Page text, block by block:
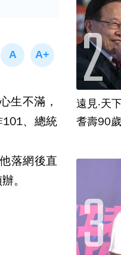
生不滿，
101、總統
落網後直
。
遠見‧天
耆壽90歲